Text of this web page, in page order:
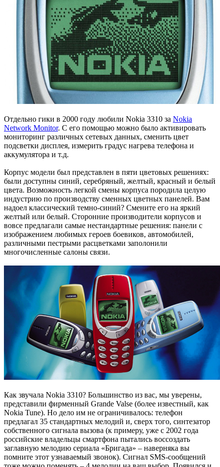
Отдельно гики в 2000 году любили Nokia 3310 за Nokia
Network Monitor. С его помощью можно было активировать
мониторинг различных сетевых данных, сменить цвет
подсветки дисплея, измерить градус нагрева телефона и
аккумулятора и т.д.
Корпус модели был представлен в пяти цветовых решениях:
были доступны синий, серебряный, желтый, красный и белый
цвета. Возможность легкой смены корпуса породила целую
индустрию по производству сменных цветных панелей. Вам
надоел классический темно-синий? Смените его на яркий
желтый или белый. Сторонние производители корпусов и
вовсе предлагали самые нестандартные решения: панели с
изображением любимых героев боевиков, автомобилей,
различными пестрыми расцветками заполонили
многочисленные салоны связи.
Как звучала Nokia 3310? Большинство из вас, мы уверены,
представили фирменный Grande Valse (более известный, как
Nokia Tune). Но дело им не ограничивалось: телефон
предлагал 35 стандартных мелодий и, сверх того, синтезатор
собственного сигнала вызова (к примеру, уже с 2002 года
российские владельцы смартфона пытались воссоздать
заглавную мелодию сериала «Бригада» – наверняка вы
помните этот узнаваемый звонок). Сигнал SMS-сообщений